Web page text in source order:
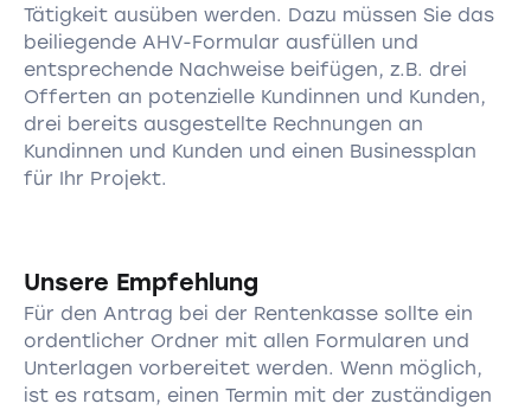
Tätigkeit ausüben werden. Dazu müssen Sie das
beiliegende AHV-Formular ausfüllen und
entsprechende Nachweise beifügen, z.B. drei
Offerten an potenzielle Kundinnen und Kunden,
drei bereits ausgestellte Rechnungen an
Kundinnen und Kunden und einen Businessplan
für Ihr Projekt.
Unsere Empfehlung
Für den Antrag bei der Rentenkasse sollte ein
ordentlicher Ordner mit allen Formularen und
Unterlagen vorbereitet werden. Wenn möglich,
ist es ratsam, einen Termin mit der zuständigen